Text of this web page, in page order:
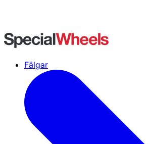
Fälgar